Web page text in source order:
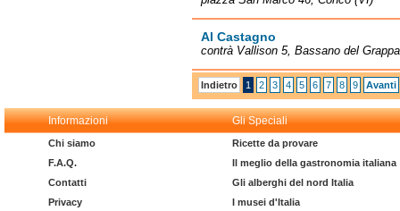
Al Castagno
contrà Vallison 5, Bassano del
Indietro 1 2 3 4 5 6 7 8 9 Avanti
Informazioni Gli Speciali
Chi siamo
F.A.Q.
Contatti
Privacy
Ricette da provare
Il meglio della gastronomia italiana
Gli alberghi del nord Italia
I musei d'Italia